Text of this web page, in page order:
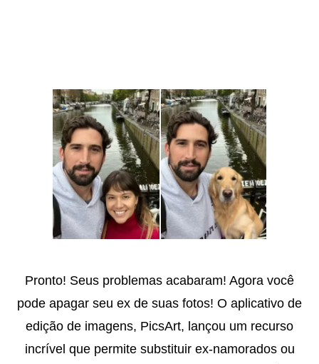
Pronto! Seus problemas acabaram! Agora você
pode apagar seu ex de suas fotos! O aplicativo de
edição de imagens, PicsArt, lançou um recurso
incrível que permite substituir ex-namorados ou